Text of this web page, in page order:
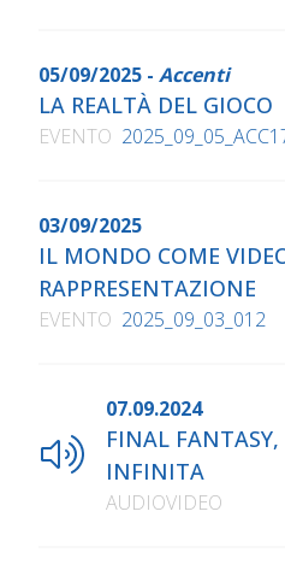
05/09/2025 - Accenti
LA REALTÀ DEL GIOCO
EVENTO
03/09/2025
IL MONDO COME
RAPPRESENTAZIONE
EVENTO 2025_09_03_012
07.09.2024
FINAL FANTASY,
INFINITA
AUDIOVIDEO